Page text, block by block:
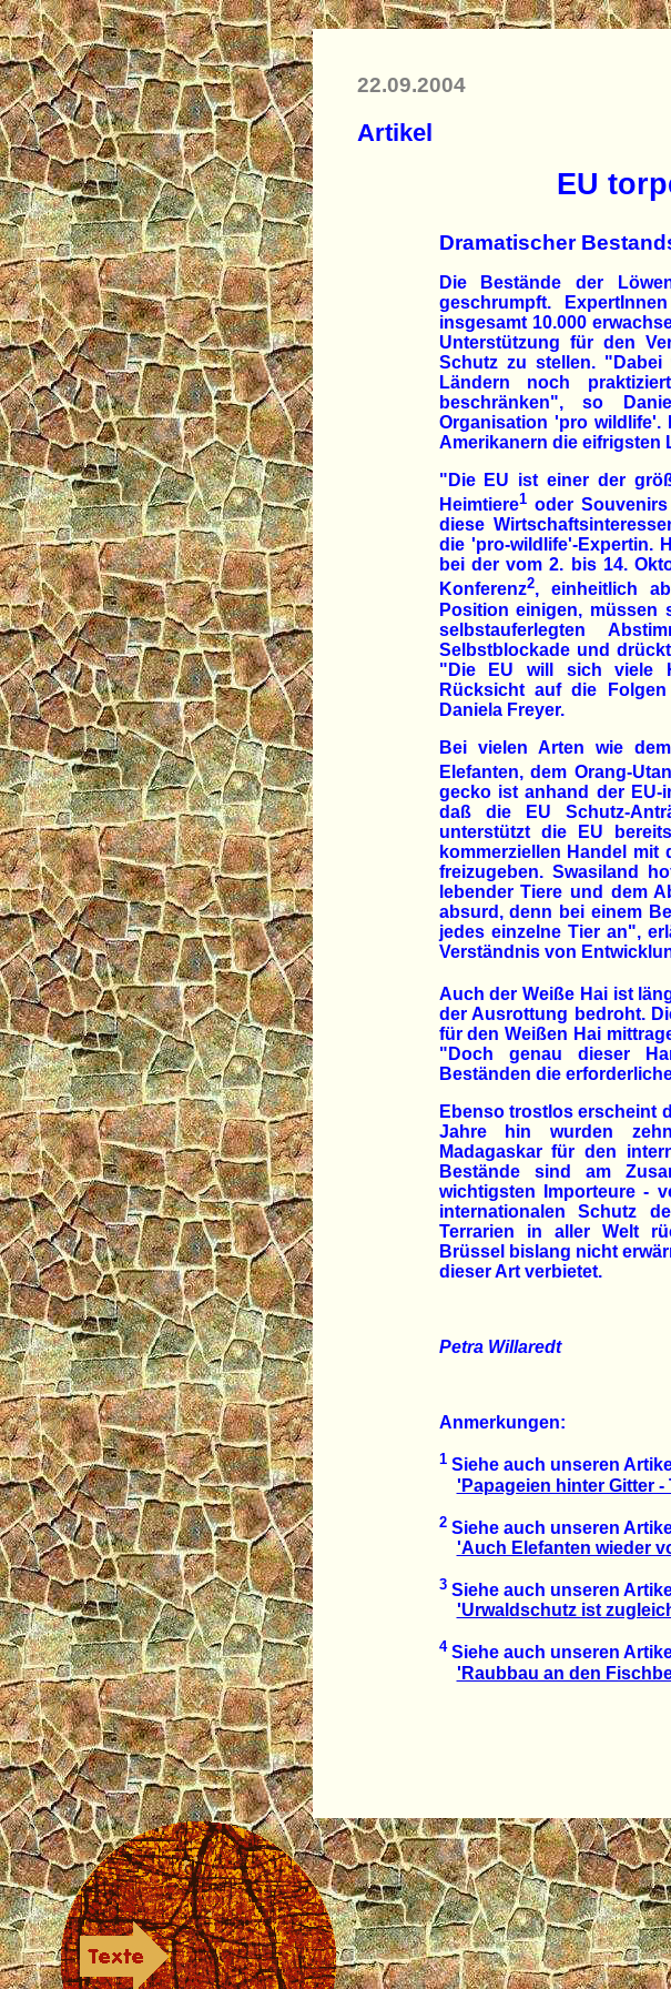
22.09.2004
Artikel
EU
Dramatischer
Die Bestände der
geschrumpft.
insgesamt 10.000
Unterstützung für den
Schutz zu stellen.
Ländern noch
beschränken", so
Organisation 'pro wildlife'.
Amerikanern die eifrigsten
"Die EU ist einer der
Heimtiere1oder Souvenirs
diese
die 'pro-wildlife'-Expertin.
bei der vom 2. bis 14.
Konferenz2, einheitlich
Position einigen, müssen
selbstauferlegten
Selbstblockade und
"Die EU will sich viele
Rücksicht auf die
Daniela Freyer.
Bei vielen Arten wie
Elefanten, dem Orang-
gecko ist anhand der EU-
daß die EU Schutz-
unterstützt die EU
kommerziellen Handel
freizugeben. Swasiland
lebender Tiere und dem
absurd, denn bei einem
jedes einzelne Tier an",
Verständnis von
Auch der Weiße Hai ist
der Ausrottung bedroht.
für den Weißen Hai
"Doch genau dieser
Beständen die
Ebenso trostlos erscheint
Jahre hin wurden
Madagaskar für den
Bestände sind am
wichtigsten Importeure -
internationalen Schutz
Terrarien in aller Welt
Brüssel bislang nicht
dieser Art verbietet.
Petra Willaredt
Anmerkungen:
1Siehe auch unseren
'Papageien hinter Gitter -
2Siehe auch unseren
'Auch Elefanten wieder
3Siehe auch unseren
'Urwaldschutz ist
4Siehe auch unseren
'Raubbau an den